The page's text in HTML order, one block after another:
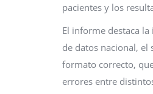
pacientes y los
El informe destaca
de datos nacional,
formato correcto,
errores entre